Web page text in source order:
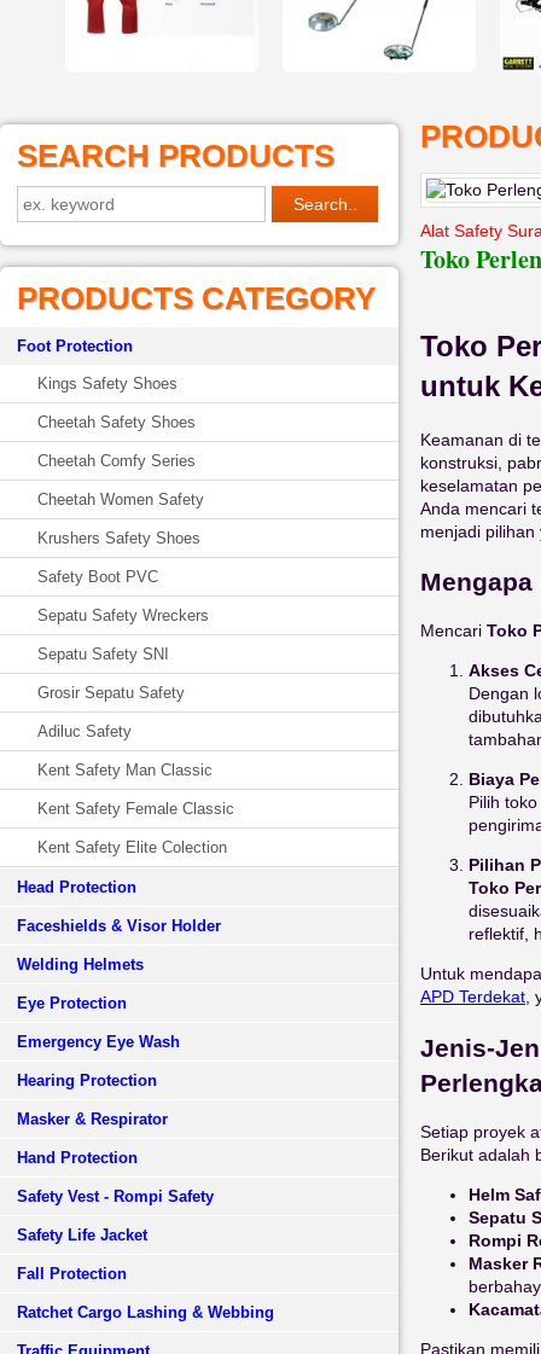
SEARCH PRODUCTS
PRODUCTS CATEGORY
Foot Protection
Kings Safety Shoes
Cheetah Safety Shoes
Cheetah Comfy Series
Cheetah Women Safety
Krushers Safety Shoes
Safety Boot PVC
Sepatu Safety Wreckers
Sepatu Safety SNI
Grosir Sepatu Safety
Adiluc Safety
Kent Safety Man Classic
Kent Safety Female Classic
Kent Safety Elite Colection
Head Protection
Faceshields & Visor Holder
Welding Helmets
Eye Protection
Emergency Eye Wash
Hearing Protection
Masker & Respirator
Hand Protection
Safety Vest - Rompi Safety
Safety Life Jacket
Fall Protection
Ratchet Cargo Lashing & Webbing
Alat Safety
Toko
Toko
untuk
Keamanan di
konstruksi,
keselamatan
Anda mencari
menjadi pilihan
Mengapa
Mencari Toko
Akses
Dengan
Biaya
Pilih
Pilihan
Toko
reflektif,
Untuk
APD Terdekat,
Jenis-
Setiap proyek
Berikut adalah
Helm
Sepatu
Rompi
Masker
Pastikan